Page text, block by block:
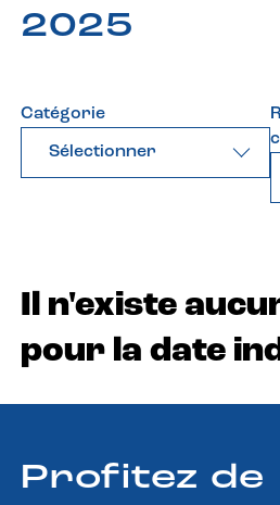
2025
Catégorie
Sélectionner
Il n'existe
pour la date
Profitez de